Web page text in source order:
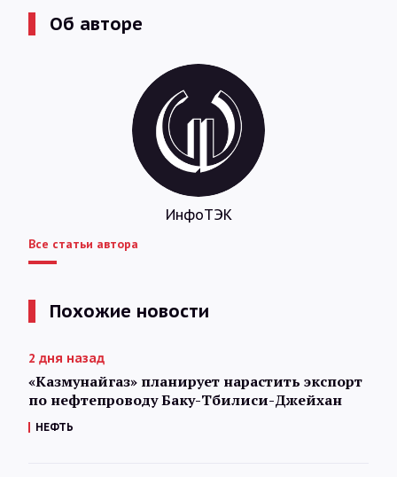
Об авторе
ИнфоТЭК
Все статьи автора
Похожие новости
2 дня назад
«Казмунайгаз» планирует нарастить экспорт
по нефтепроводу Баку-Тбилиси-Джейхан
НЕФТЬ